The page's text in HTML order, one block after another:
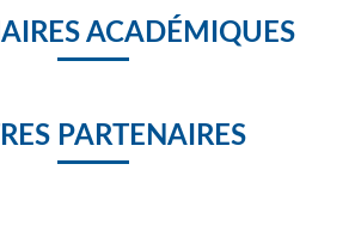
ACADÉMIQUES
PARTENAIRES